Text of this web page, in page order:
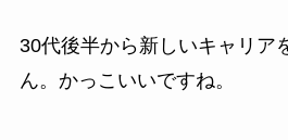
30代後半から新しいキャリア
ん。かっこいいですね。